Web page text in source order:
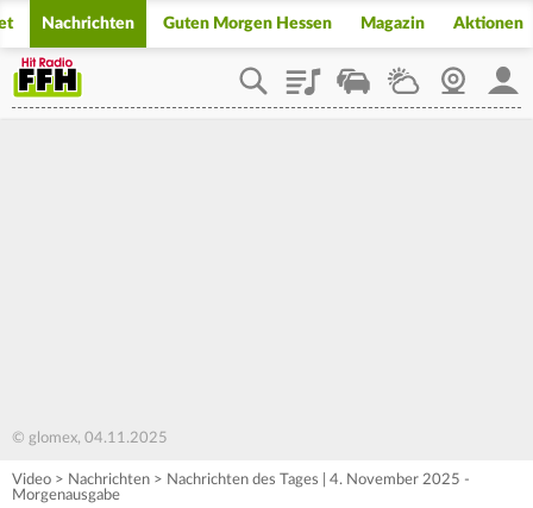
Nachrichten Guten Morgen Hessen Magazin Aktionen
PlaylistStaupilotWetterWebcam
© glomex, 04.11.2025
Video > Nachrichten > Nachrichten des Tages | 4. November 2025 -
Morgenausgabe